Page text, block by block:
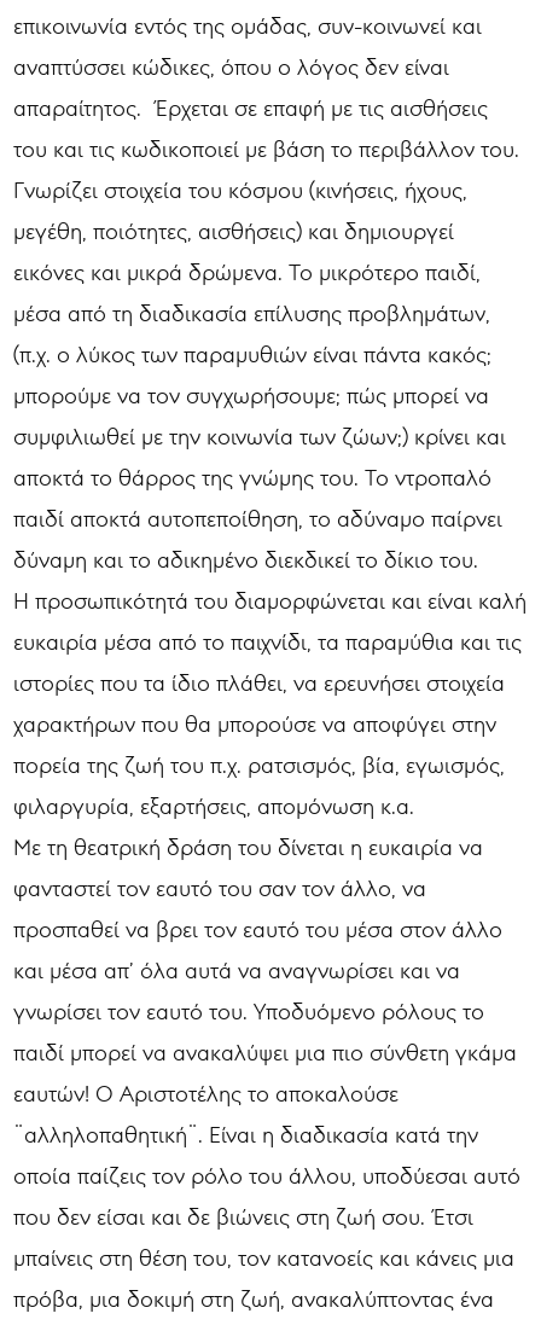
επικοινωνία εντός της ομάδας, συν-κοινωνεί και
αναπτύσσει κώδικες, όπου ο λόγος δεν είναι
απαραίτητος. Έρχεται σε επαφή με τις αισθήσεις
του και τις κωδικοποιεί με βάση το περιβάλλον του.
Γνωρίζει στοιχεία του κόσμου (κινήσεις, ήχους,
μεγέθη, ποιότητες, αισθήσεις) και δημιουργεί
εικόνες και μικρά δρώμενα. Το μικρότερο παιδί,
μέσα από τη διαδικασία επίλυσης προβλημάτων,
(π.χ. ο λύκος των παραμυθιών είναι πάντα κακός;
μπορούμε να τον συγχωρήσουμε; πώς μπορεί να
συμφιλιωθεί με την κοινωνία των ζώων;) κρίνει και
αποκτά το θάρρος της γνώμης του. Το ντροπαλό
παιδί αποκτά αυτοπεποίθηση, το αδύναμο παίρνει
δύναμη και το αδικημένο διεκδικεί το δίκιο του.
Η προσωπικότητά του διαμορφώνεται και είναι καλή
ευκαιρία μέσα από το παιχνίδι, τα παραμύθια και τις
ιστορίες που τα ίδιο πλάθει, να ερευνήσει στοιχεία
χαρακτήρων που θα μπορούσε να αποφύγει στην
πορεία της ζωή του π.χ. ρατσισμός, βία, εγωισμός,
φιλαργυρία, εξαρτήσεις, απομόνωση κ.α.
Με τη θεατρική δράση του δίνεται η ευκαιρία να
φανταστεί τον εαυτό του σαν τον άλλο, να
προσπαθεί να βρει τον εαυτό του μέσα στον άλλο
και μέσα απ’ όλα αυτά να αναγνωρίσει και να
γνωρίσει τον εαυτό του. Υποδυόμενο ρόλους το
παιδί μπορεί να ανακαλύψει μια πιο σύνθετη γκάμα
εαυτών! Ο Αριστοτέλης το αποκαλούσε
¨αλληλοπαθητική¨. Είναι η διαδικασία κατά την
οποία παίζεις τον ρόλο του άλλου, υποδύεσαι αυτό
που δεν είσαι και δε βιώνεις στη ζωή σου. Έτσι
μπαίνεις στη θέση του, τον κατανοείς και κάνεις μια
πρόβα, μια δοκιμή στη ζωή, ανακαλύπτοντας ένα